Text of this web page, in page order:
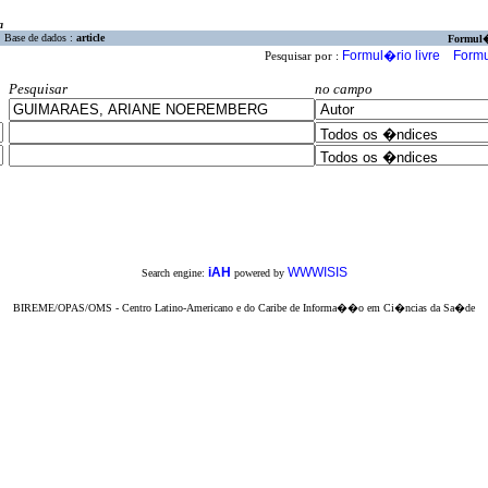
Base de dados : article
Pesquisar por : Formul�rio livre
Pesquisar
no campo
Search engine: iAH powered by WWWISIS
BIREME/OPAS/OMS - Centro Latino-Americano e do Caribe de Informa��o em Ci�ncias da Sa�de